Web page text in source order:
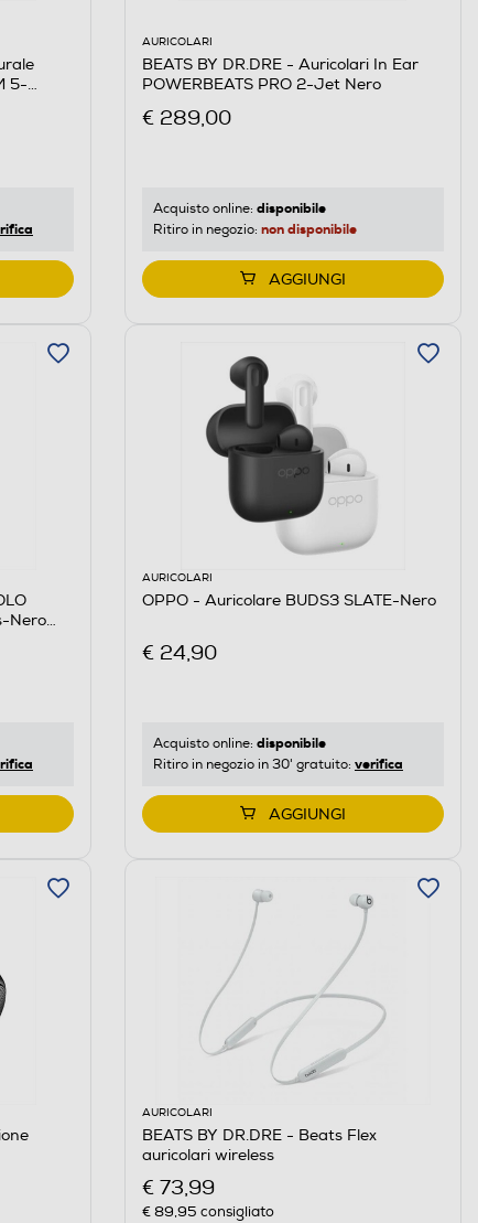
5-
AURICOLARI
BEATS BY DR.DRE - Auricolari In Ear
POWERBEATS PRO 2-Jet Nero
€ 289,00
Acquisto online: disponibile
Ritiro in negozio: non disponibile
AGGIUNGI
Nero
AURICOLARI
OPPO - Auricolare BUDS3 SLATE-Nero
€ 24,90
Acquisto online: disponibile
Ritiro in negozio in 30' gratuito: verifica
AGGIUNGI
AURICOLARI
BEATS BY DR.DRE - Beats Flex
auricolari wireless
€ 73,99
€ 89,95 consigliato